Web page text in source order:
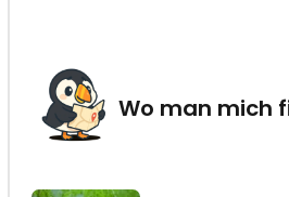
Wo man mich